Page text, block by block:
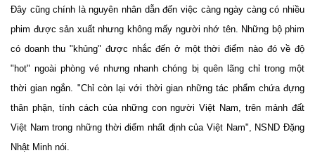
Đây cũng chính là nguyên nhân dẫn đến việc càng ngày càng có nhiều
phim được sản xuất nhưng không mấy người nhớ tên. Những bộ phim
có doanh thu "khủng" được nhắc đến ở một thời điểm nào đó về độ
"hot" ngoài phòng vé nhưng nhanh chóng bị quên lãng chỉ trong một
thời gian ngắn. "Chỉ còn lại với thời gian những tác phẩm chứa đựng
thân phận, tính cách của những con người Việt Nam, trên mảnh đất
Việt Nam trong những thời điểm nhất định của Việt Nam", NSND Đặng
Nhật Minh nói.